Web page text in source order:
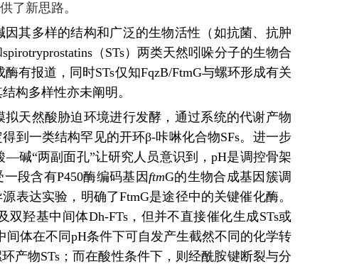
了新思路。
其多样的结构和广泛的生物活性（如抗菌、抗肿
（STs）两类天然吲哚分子的生物合
有报道，同时STs仅知FqzB/FtmG与螺环形成有关
构多样性亦未阐明。
天然酸胁迫环境进行发酵， 通过系统的代谢产物
到一类结构罕见的开环β-咔啉化合物SFs。进一步
碱“两副面孔”让研究人员意识到，pH是调控骨架
段含有P450酶编码基因 ftmG的生物合成基因簇调
表达实验，明确了FtmG是途径中的关键催化酶。
双羟基中间体Dh-FTs，但并不直接催化生成STs或
体在不同pH条件下可自发产生截然不同的化学转
产物STs；而在酸性条件下，则经酰胺键断裂与分